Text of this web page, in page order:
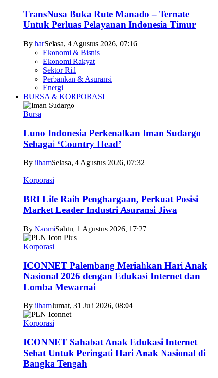
TransNusa Buka Rute Manado – Ternate
Untuk Perluas Pelayanan Indonesia Timur
By harSelasa, 4 Agustus 2026, 07:16
Ekonomi & Bisnis
Ekonomi Rakyat
Sektor Riil
Perbankan & Asuransi
Energi
BURSA & KORPORASI
Bursa
Luno Indonesia Perkenalkan Iman Sudargo
Sebagai ‘Country Head’
By ilhamSelasa, 4 Agustus 2026, 07:32
Korporasi
BRI Life Raih Penghargaan, Perkuat Posisi
Market Leader Industri Asuransi Jiwa
By NaomiSabtu, 1 Agustus 2026, 17:27
Korporasi
ICONNET Palembang Meriahkan Hari Anak
Nasional 2026 dengan Edukasi Internet dan
Lomba Mewarnai
By ilhamJumat, 31 Juli 2026, 08:04
Korporasi
ICONNET Sahabat Anak Edukasi Internet
Sehat Untuk Peringati Hari Anak Nasional di
Bangka Tengah